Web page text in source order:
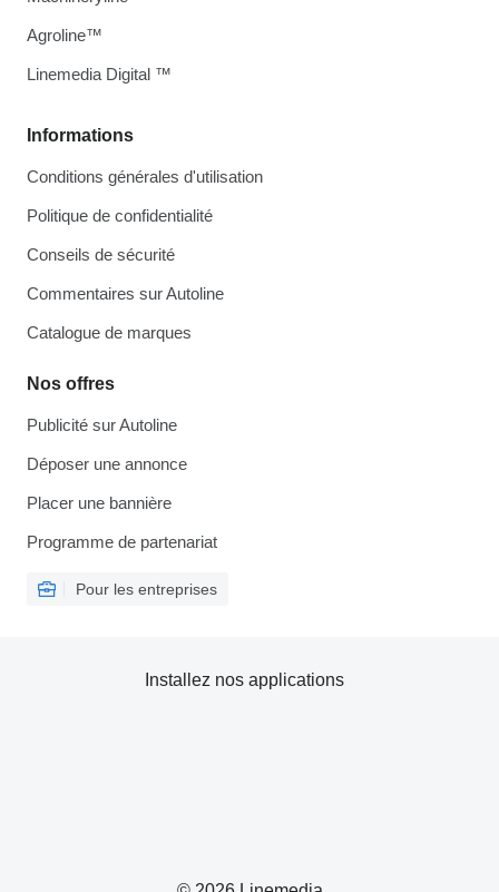
Informations
Conditions générales d'utilisation
Politique de confidentialité
Conseils de sécurité
Commentaires sur Autoline
Catalogue de marques
Nos offres
Publicité sur Autoline
Déposer une annonce
Placer une bannière
Programme de partenariat
Pour les entreprises
Agroline™
Linemedia Digital ™
Installez nos applications